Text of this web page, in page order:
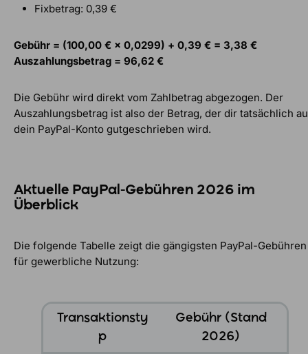
Fixbetrag: 0,39 €
Gebühr = (100,00 € × 0,0299) + 0,39 € = 3,38 €
Auszahlungsbetrag = 96,62 €
Die Gebühr wird direkt vom Zahlbetrag abgezogen. Der
Auszahlungsbetrag ist also der Betrag, der dir tatsächlich
dein PayPal-Konto gutgeschrieben wird.
Aktuelle PayPal-Gebühren 2026 im
Überblick
Die folgende Tabelle zeigt die gängigsten PayPal-Gebühren
für gewerbliche Nutzung:
Transaktionsty
p
Gebühr (Stand
2026)